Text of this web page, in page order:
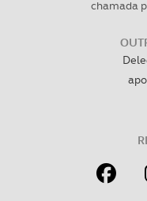
necessário no
Realçamos que o
tecnologias similares
experiência de
Consulte a política de
chamada